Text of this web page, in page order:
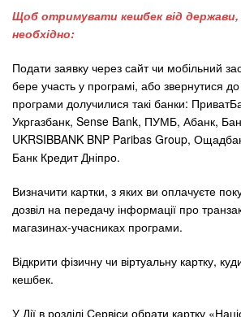
Щоб отримувати кешбек від
необхідно:
Подати заявку через сайт чи мобільний
бере участь у програмі, або звернутися
програми долучилися такі банки:
Укргазбанк, Sense Bank, ПУМБ, Абанк,
UKRSIBBANK BNP Paribas Group,
Банк Кредит Дніпро.
Визначити картки, з яких ви оплачуєте
дозвіл на передачу інформації про
магазинах-учасниках програми.
Відкрити фізичну чи віртуальну картку,
кешбек.
У Дії в розділі Сервіси обрати картку